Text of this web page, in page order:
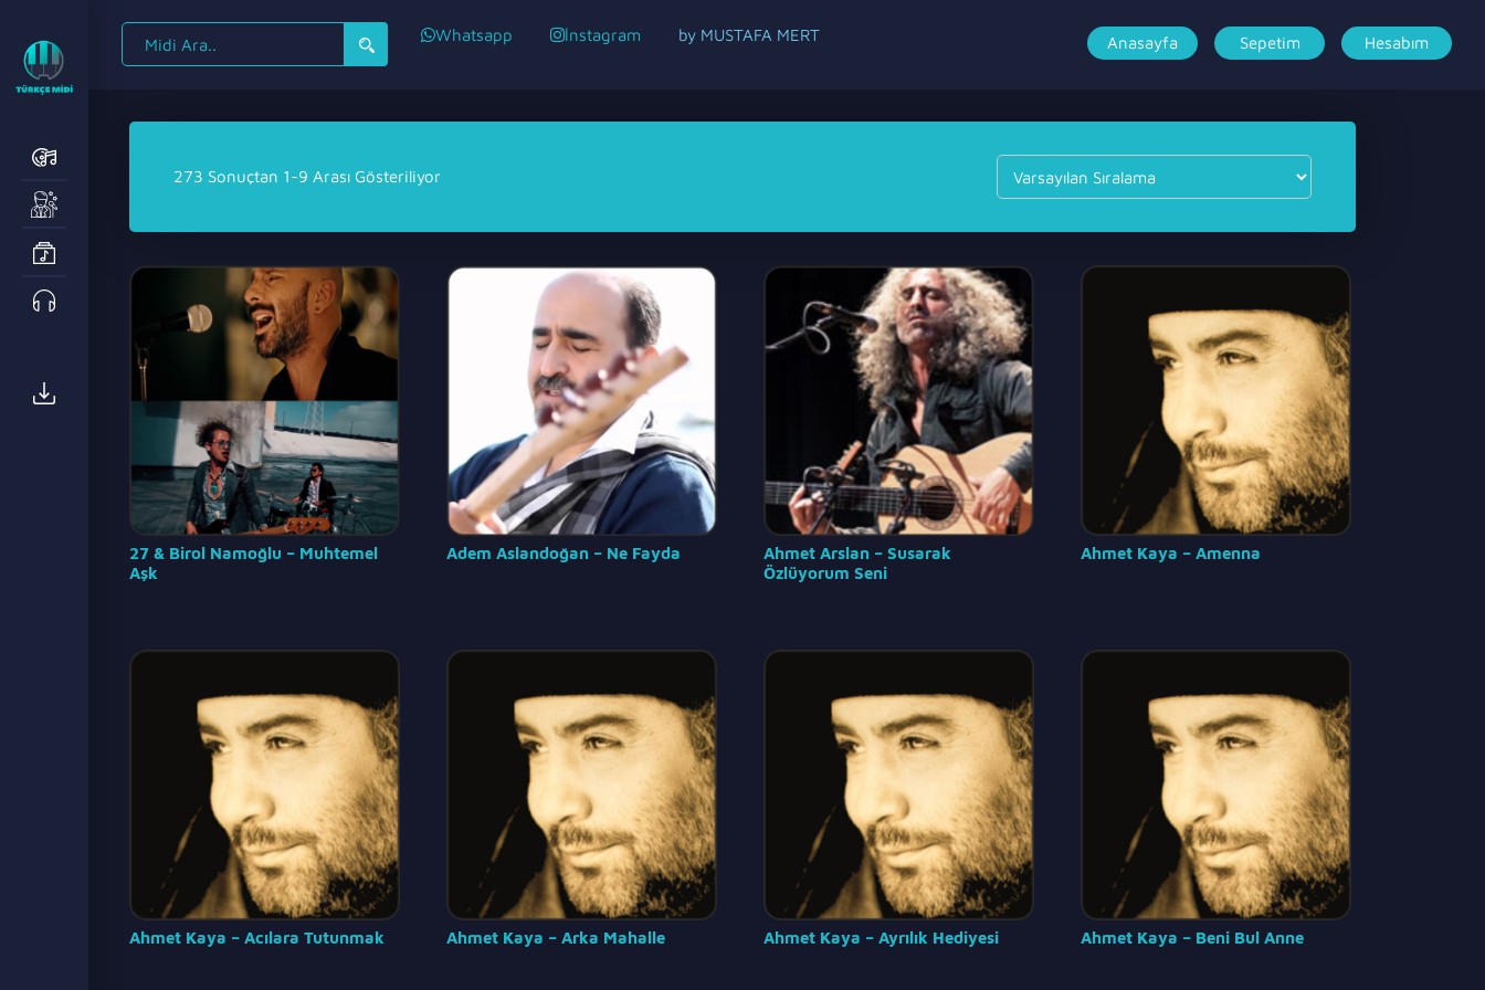
for:
Whatsapp İnstagram by MUSTAFA MERT Anasayfa Sepetim Hesabım
273 Sonuçtan 1-9 Arası Gösteriliyor
27 & Birol Namoğlu – Muhtemel
Aşk
Adem Aslandoğan – Ne Fayda
Ahmet Arslan – Susarak
Özlüyorum Seni
Ahmet Kaya – Amenna
Ahmet Kaya – Acılara Tutunmak Ahmet Kaya – Arka Mahalle Ahmet Kaya – Ayrılık Hediyesi Ahmet Kaya – Beni Bul Anne